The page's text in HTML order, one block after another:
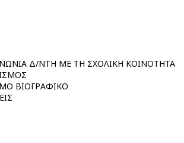
Δ/ΝΤΗ ΜΕ ΤΗ ΣΧΟΛΙΚΗ ΚΟΙΝΟΤΗΤΑ
ΒΙΟΓΡΑΦΙΚΟ